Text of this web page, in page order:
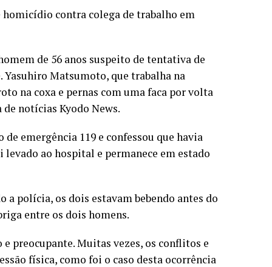
contra colega de trabalho em
de 56 anos suspeito de tentativa de
Matsumoto, que trabalha na
na coxa e pernas com uma faca por volta
de notícias Kyodo News.
emergência 119 e confessou que havia
ao hospital e permanece em estado
polícia, os dois estavam bebendo antes do
entre os dois homens.
preocupante. Muitas vezes, os conflitos e
física, como foi o caso desta ocorrência